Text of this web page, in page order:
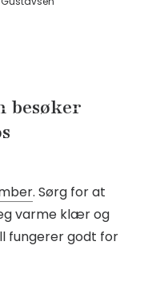
besøker
. Sørg for at
varme klær og
fungerer godt for